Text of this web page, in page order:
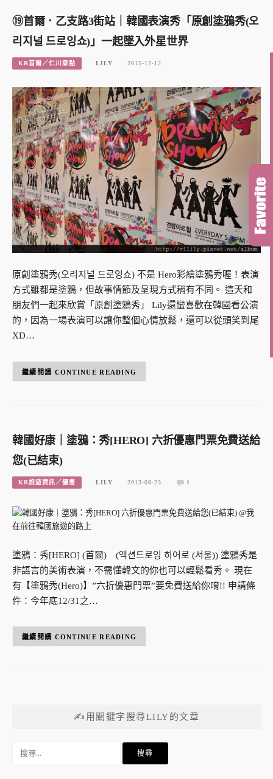
⑲首爾．乙支路3街站｜韓國表演秀「原創塗鴉秀(오
리지널 드로잉쇼)」一起墜入外星世界
KR首爾／仁川景點 LILY 2015-12-12
原創塗鴉秀(오리지널 드로잉쇼) 不是 Hero彩繪塗鴉秀喔！表演
方式雖都是塗鴉，但故事情節及呈現方式稍有不同。 這天和
朋友們一起來欣賞「原創塗鴉秀」 Lily還蠻喜歡在韓國看公演
的，因為一場表演可以讓你整個心情放鬆，還可以從頭笑到尾
XD…
CONTINUE READING
韓國好康｜塗鴉：秀[HERO] 六折優惠門票免費送給
您(已結束)
KR旅遊資訊／優惠 LILY 2013-08-23 1
塗鴉：秀[HERO] (首爾) (액션드로잉 히어로 (서울)) 塗鴉秀是
非語言的美術表演，不需懂韓文的你也可以輕鬆看秀。 現在
有【塗鴉秀(Hero)】”六折優惠門票”要免費送給你唷!! 申請條
件：今年底12/31之…
CONTINUE READING
✍用關鍵字搜尋LILY的文章